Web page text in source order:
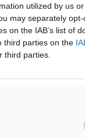
utilized by us
may separately
on the IAB’s list of
third parties on the
third parties.